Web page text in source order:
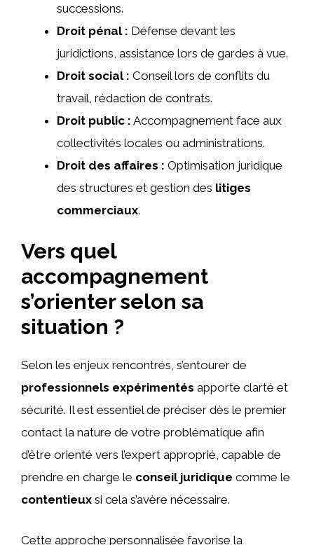
successions.
Droit pénal : Défense devant les
juridictions, assistance lors de gardes à vue.
Droit social : Conseil lors de conflits du
travail, rédaction de contrats.
Droit public : Accompagnement face aux
collectivités locales ou administrations.
Droit des affaires : Optimisation juridique
des structures et gestion des litiges
commerciaux.
Vers quel
accompagnement
s’orienter selon sa
situation ?
Selon les enjeux rencontrés, s’entourer de
professionnels expérimentés apporte clarté et
sécurité. Il est essentiel de préciser dès le premier
contact la nature de votre problématique afin
d’être orienté vers l’expert approprié, capable de
prendre en charge le conseil juridique comme le
contentieux si cela s’avère nécessaire.
Cette approche personnalisée favorise la